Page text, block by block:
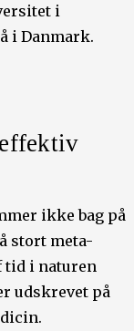
i
i Danmark.
ikke bag på
stort meta-
tid i naturen
udskrevet på